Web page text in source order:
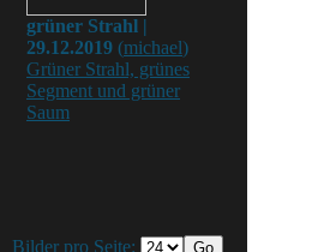
grüner Strahl |
29.12.2019 (michael)
Grüner Strahl, grünes
Segment und grüner
Saum
Bilder pro Seite: